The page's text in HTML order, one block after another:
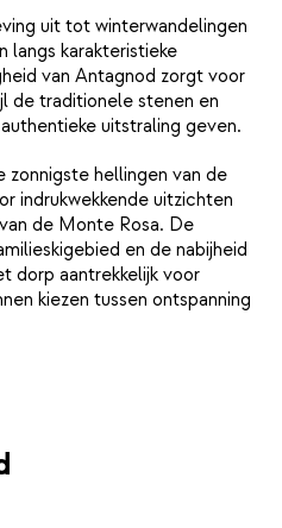
uit tot winterwandelingen
langs karakteristieke
van Antagnod zorgt voor
de traditionele stenen en
uitstraling geven.
hellingen van de
indrukwekkende uitzichten
de Monte Rosa. De
en de nabijheid
dorp aantrekkelijk voor
kiezen tussen ontspanning